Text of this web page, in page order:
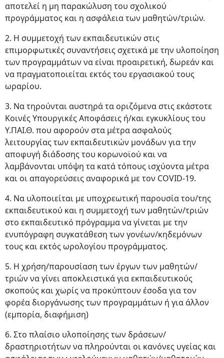
αποτελεί η μη παρακώλυση του σχολικού
προγράμματος και η ασφάλεια των μαθητών/τριών.
2. Η συμμετοχή των εκπαιδευτικών στις
επιμορφωτικές συναντήσεις σχετικά με την υλοποίηση
των προγραμμάτων να είναι προαιρετική, δωρεάν και
να πραγματοποιείται εκτός του εργασιακού τους
ωραρίου.
3. Να τηρούνται αυστηρά τα οριζόμενα στις εκάστοτε
Κοινές Υπουργικές Αποφάσεις ή/και εγκυκλίους του
Υ.ΠΑΙ.Θ. που αφορούν στα μέτρα ασφαλούς
λειτουργίας των εκπαιδευτικών μονάδων για την
αποφυγή διάδοσης του κορωνοϊού και να
λαμβάνονται υπόψη τα κατά τόπους ισχύοντα μέτρα
και οι απαγορεύσεις αναφορικά με τον COVID-19.
4. Να υλοποιείται με υποχρεωτική παρουσία του/της
εκπαιδευτικού και η συμμετοχή των μαθητών/τριών
στο εκπαιδευτικό πρόγραμμα να γίνεται με την
ενυπόγραφη συγκατάθεση των γονέων/κηδεμόνων
τους και εκτός ωρολογίου προγράμματος.
5. Η χρήση/παρουσίαση των έργων των μαθητών/
τριών να γίνει αποκλειστικά για εκπαιδευτικούς
σκοπούς και χωρίς να προκύπτουν έσοδα για τον
φορέα διοργάνωσης των προγραμμάτων ή για άλλον
(εμπορία, διαφήμιση)
6. Στο πλαίσιο υλοποίησης των δράσεων/
δραστηριοτήτων να πληρούνται οι κανόνες υγείας και